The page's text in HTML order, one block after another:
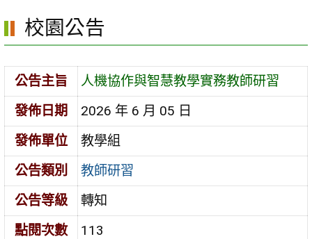
容
區
校園公告
公告主旨
人機協作與智慧教學實務教師研習
發佈日期
2026 年 6 月 05 日
發佈單位
教學組
公告類別
教師研習
公告等級
轉知
點閱次數
113